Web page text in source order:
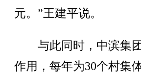
元。”王建平说。
与此同时，中滨集团
作用，每年为30个村集